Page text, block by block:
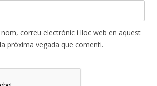
correu electrònic i lloc web en aquest
pròxima vegada que comenti.